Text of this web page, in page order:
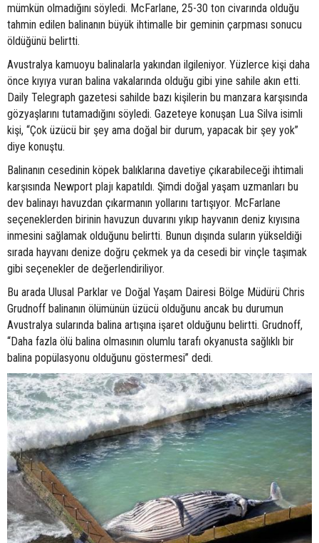
mümkün olmadığını söyledi. McFarlane, 25-30 ton civarında olduğu
tahmin edilen balinanın büyük ihtimalle bir geminin çarpması sonucu
öldüğünü belirtti.
Avustralya kamuoyu balinalarla yakından ilgileniyor. Yüzlerce kişi daha
önce kıyıya vuran balina vakalarında olduğu gibi yine sahile akın etti.
Daily Telegraph gazetesi sahilde bazı kişilerin bu manzara karşısında
gözyaşlarını tutamadığını söyledi. Gazeteye konuşan Lua Silva isimli
kişi, “Çok üzücü bir şey ama doğal bir durum, yapacak bir şey yok”
diye konuştu.
Balinanın cesedinin köpek balıklarına davetiye çıkarabileceği ihtimali
karşısında Newport plajı kapatıldı. Şimdi doğal yaşam uzmanları bu
dev balinayı havuzdan çıkarmanın yollarını tartışıyor. McFarlane
seçeneklerden birinin havuzun duvarını yıkıp hayvanın deniz kıyısına
inmesini sağlamak olduğunu belirtti. Bunun dışında suların yükseldiği
sırada hayvanı denize doğru çekmek ya da cesedi bir vinçle taşımak
gibi seçenekler de değerlendiriliyor.
Bu arada Ulusal Parklar ve Doğal Yaşam Dairesi Bölge Müdürü Chris
Grudnoff balinanın ölümünün üzücü olduğunu ancak bu durumun
Avustralya sularında balina artışına işaret olduğunu belirtti. Grudnoff,
“Daha fazla ölü balina olmasının olumlu tarafı okyanusta sağlıklı bir
balina popülasyonu olduğunu göstermesi” dedi.